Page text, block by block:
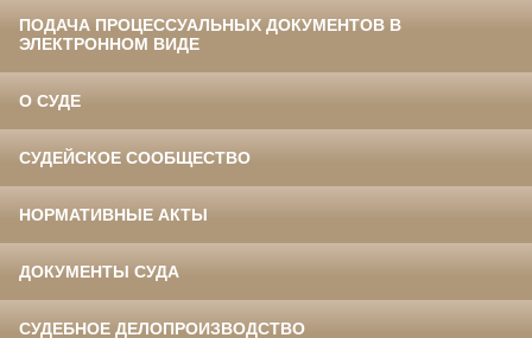
ПОДАЧА ПРОЦЕССУАЛЬНЫХ ДОКУМЕНТОВ В
ЭЛЕКТРОННОМ ВИДЕ
О СУДЕ
СУДЕЙСКОЕ СООБЩЕСТВО
НОРМАТИВНЫЕ АКТЫ
ДОКУМЕНТЫ СУДА
СУДЕБНОЕ ДЕЛОПРОИЗВОДСТВО